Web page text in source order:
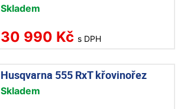
Skladem
30 990 Kč s DPH
Husqvarna 555 RxT křovinořez
Skladem